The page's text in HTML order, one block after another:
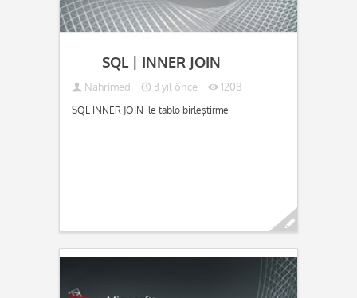
SQL | INNER JOIN
Nahrimed 3 yıl önce 1208
SQL INNER JOIN ile tablo birleştirme